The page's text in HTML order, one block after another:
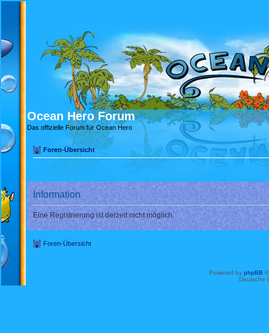
Ocean Hero Forum
Das offizielle Forum für Ocean Hero
Foren-Übersicht
Information
Eine Registrierung ist derzeit nicht möglich.
Foren-Übersicht
Powered by phpBB
Deutsche